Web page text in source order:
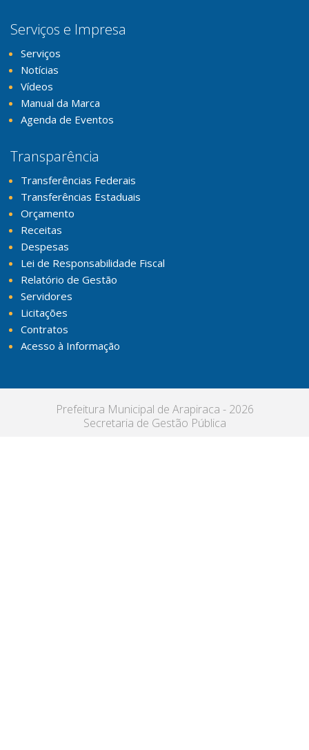
Serviços e Impresa
Serviços
Notícias
Vídeos
Manual da Marca
Agenda de Eventos
Transparência
Transferências Federais
Transferências Estaduais
Orçamento
Receitas
Despesas
Lei de Responsabilidade Fiscal
Relatório de Gestão
Servidores
Licitações
Contratos
Acesso à Informação
Prefeitura Municipal de Arapiraca - 2026
Secretaria de Gestão Pública